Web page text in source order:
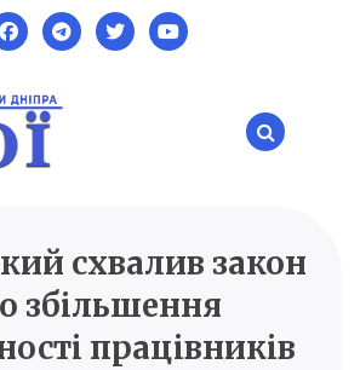
схвалив закон
збільшення
працівників